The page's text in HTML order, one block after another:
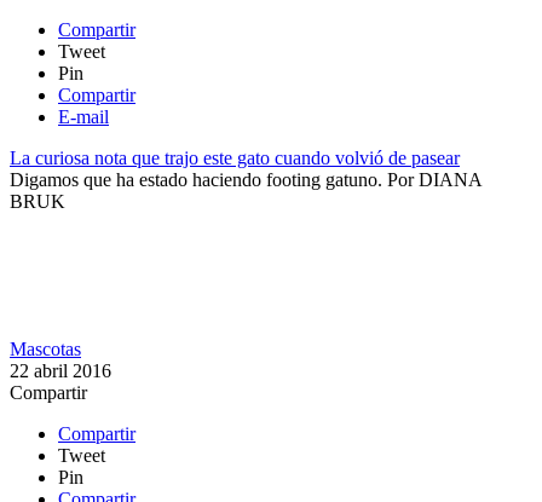
Compartir
Tweet
Pin
Compartir
E-mail
La curiosa nota que trajo este gato cuando volvió de pasear
Digamos que ha estado haciendo footing gatuno. PorDIANA
BRUK
Mascotas
22 abril 2016
Compartir
Compartir
Tweet
Pin